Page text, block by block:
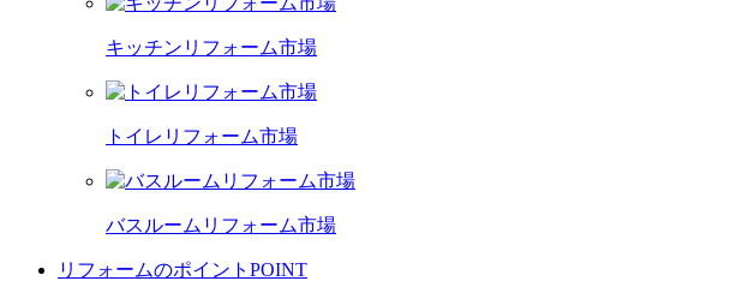
キッチンリフォーム市場
トイレリフォーム市場
バスルームリフォーム市場
リフォームのポイント POINT